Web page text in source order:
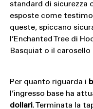
standard di sicurezza
esposte come
queste, spiccano
l’Enchanted Tree di
Basquiat o il carosello
Per quanto riguarda i
l’ingresso base ha
dollari. Terminata la